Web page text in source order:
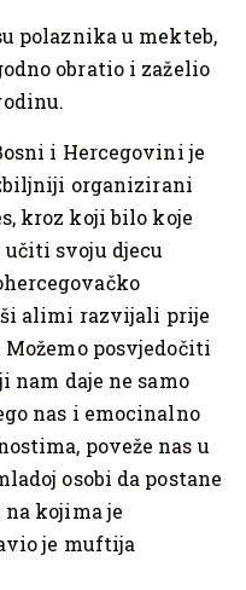
polaznika u mekteb,
obratio i zaželio
i Hercegovini je
organizirani
kroz koji bilo koje
svoju djecu
alimi razvijali prije
posvjedočiti
nam daje ne samo
nas i emocinalno
poveže nas u
osobi da postane
kojima je
je muftija